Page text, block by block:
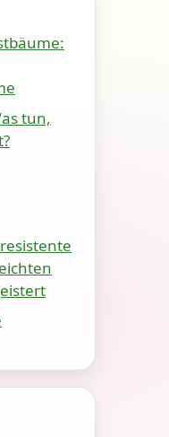
tun,